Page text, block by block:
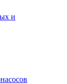
и